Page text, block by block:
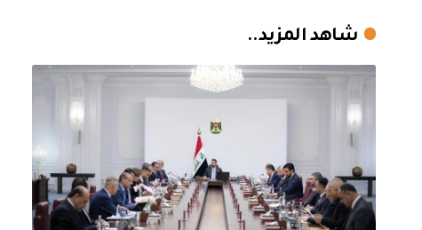
شاهد المزيد..